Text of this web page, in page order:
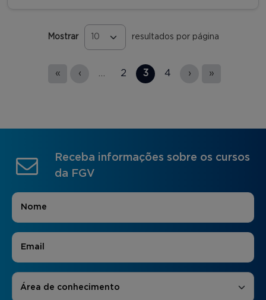
Mostrar resultados por página
« ‹ 2 3 4 › »
Receba informações sobre os cursos
da FGV
Nome
E-mail
Áreas de Interesse
Área de conhecimento